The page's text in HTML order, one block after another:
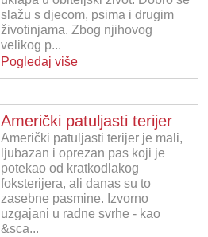
slažu s djecom, psima i drugim
životinjama. Zbog njihovog
velikog p...
Pogledaj više
Američki patuljasti terijer
Američki patuljasti terijer je mali,
ljubazan i oprezan pas koji je
potekao od kratkodlakog
foksterijera, ali danas su to
zasebne pasmine. Izvorno
uzgajani u radne svrhe - kao
&sca...